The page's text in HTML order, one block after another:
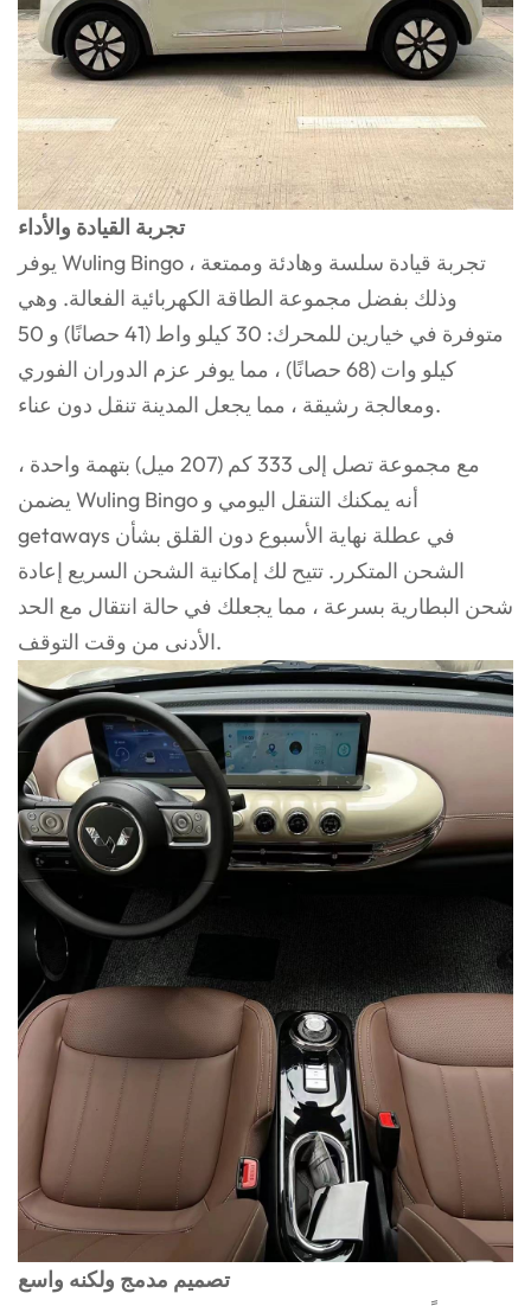
تجربة القيادة والأداء
يوفر Wuling Bingo تجربة قيادة سلسة وهادئة وممتعة ،
وذلك بفضل مجموعة الطاقة الكهربائية الفعالة. وهي
متوفرة في خيارين للمحرك: 30 كيلو واط (41 حصانًا) و 50
كيلو وات (68 حصانًا) ، مما يوفر عزم الدوران الفوري
ومعالجة رشيقة ، مما يجعل المدينة تنقل دون عناء.
مع مجموعة تصل إلى 333 كم (207 ميل) بتهمة واحدة ،
يضمن Wuling Bingo أنه يمكنك التنقل اليومي و
getaways في عطلة نهاية الأسبوع دون القلق بشأن
الشحن المتكرر. تتيح لك إمكانية الشحن السريع إعادة
شحن البطارية بسرعة ، مما يجعلك في حالة انتقال مع الحد
الأدنى من وقت التوقف.
تصميم مدمج ولكنه واسع